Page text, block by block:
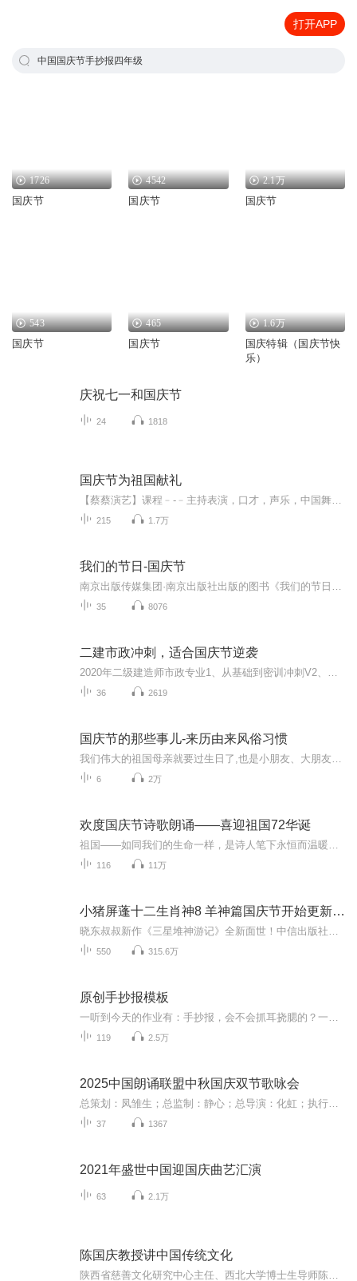
打开APP
中国国庆节手抄报四年级
1726
国庆节
4542
国庆节
2.1万
国庆节
543
国庆节
465
国庆节
1.6万
国庆特辑（国庆节快
乐）
庆祝七一和国庆节
24 1818
国庆节为祖国献礼
215 1.7万
我们的节日-国庆节
35 8076
二建市政冲刺，适合国庆节逆袭
36 2619
国庆节的那些事儿-来历由来风俗习惯
6 2万
欢度国庆节诗歌朗诵——喜迎祖国72华诞
116 11万
小猪屏蓬十二生肖神8 羊神篇国庆节开始更新啦！
550 315.6万
原创手抄报模板
119 2.5万
2025中国朗诵联盟中秋国庆双节歌咏会
37 1367
2021年盛世中国迎国庆曲艺汇演
63 2.1万
陈国庆教授讲中国传统文化